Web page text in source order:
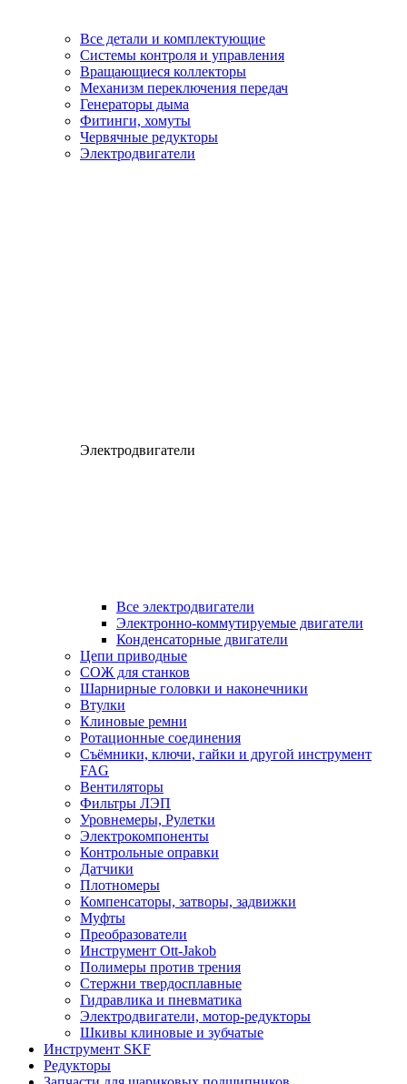
Все детали и комплектующие
Системы контроля и управления
Вращающиеся коллекторы
Механизм переключения передач
Генераторы дыма
Фитинги, хомуты
Червячные редукторы
Электродвигатели
Электродвигатели
Все электродвигатели
Электронно-коммутируемые двигатели
Конденсаторные двигатели
Цепи приводные
СОЖ для станков
Шарнирные головки и наконечники
Втулки
Клиновые ремни
Ротационные соединения
Съёмники, ключи, гайки и другой инструмент
FAG
Вентиляторы
Фильтры ЛЭП
Уровнемеры, Рулетки
Электрокомпоненты
Контрольные оправки
Датчики
Плотномеры
Компенсаторы, затворы, задвижки
Муфты
Преобразователи
Инструмент Ott-Jakob
Полимеры против трения
Стержни твердосплавные
Гидравлика и пневматика
Электродвигатели, мотор-редукторы
Шкивы клиновые и зубчатые
Инструмент SKF
Редукторы